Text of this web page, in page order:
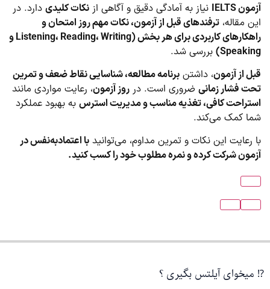
آزمون IELTS نیاز به آمادگی دقیق و آگاهی از نکات کلیدی دارد. در
این مقاله، ترفندهای قبل از آزمون، نکات مهم روز امتحان و
راهکارهای کاربردی برای هر بخش (Listening، Reading، Writing و
Speaking) بررسی شد.
قبل از آزمون، داشتن برنامه مطالعه، شناسایی نقاط ضعف و تمرین
تحت فشار زمانی ضروری است. در روز آزمون، رعایت مواردی مانند
استراحت کافی، تغذیه مناسب و مدیریت استرس به بهبود عملکرد
شما کمک می‌کند.
با رعایت این نکات و تمرین مداوم، می‌توانید با اعتمادبه‌نفس در
آزمون شرکت کرده و نمره مطلوب خود را کسب کنید.
⁉️ میخوای آیلتس بگیری ؟